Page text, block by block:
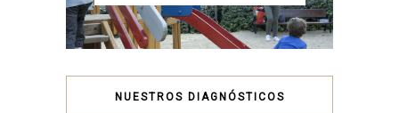
NUESTROS DIAGNÓSTICOS